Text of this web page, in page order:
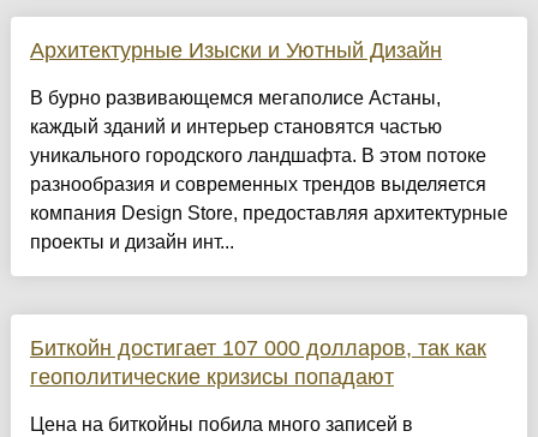
Архитектурные Изыски и Уютный Дизайн
​В бурно развивающемся мегаполисе Астаны,
каждый зданий и интерьер становятся частью
уникального городского ландшафта. В этом потоке
разнообразия и современных трендов выделяется
компания Design Store, предоставляя архитектурные
проекты и дизайн инт...
Биткойн достигает 107 000 долларов, так как
геополитические кризисы попадают
Цена на биткойны побила много записей в